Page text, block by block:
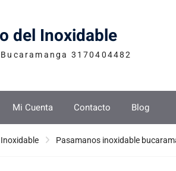
del Inoxidable
3170404482
Mi Cuenta Contacto Blog
Pasamanos inoxidable